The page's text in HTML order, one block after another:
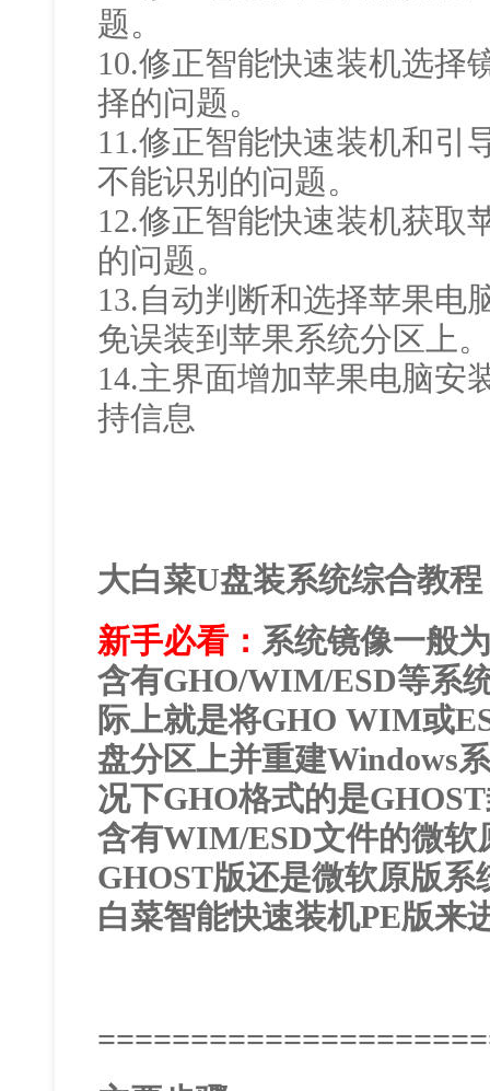
题。
10.修正智能快速装机选择
择的问题。
11.修正智能快速装机和引
不能识别的问题。
12.修正智能快速装机获取
的问题。
13.自动判断和选择苹果电
免误装到苹果系统分区上。
14.主界面增加苹果电脑安
持信息
大白菜U盘装系统综合教程
新手必看： 系统镜像一般
含有GHO/WIM/ESD等系
际上就是将GHO WIM或
盘分区上并重建Windows
况下GHO格式的是
含有WIM/ESD文件的微软
GHOST版还是微软原版系
白菜智能快速装机PE版来